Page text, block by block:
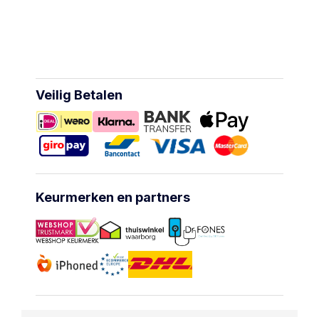
Veilig Betalen
Keurmerken en partners